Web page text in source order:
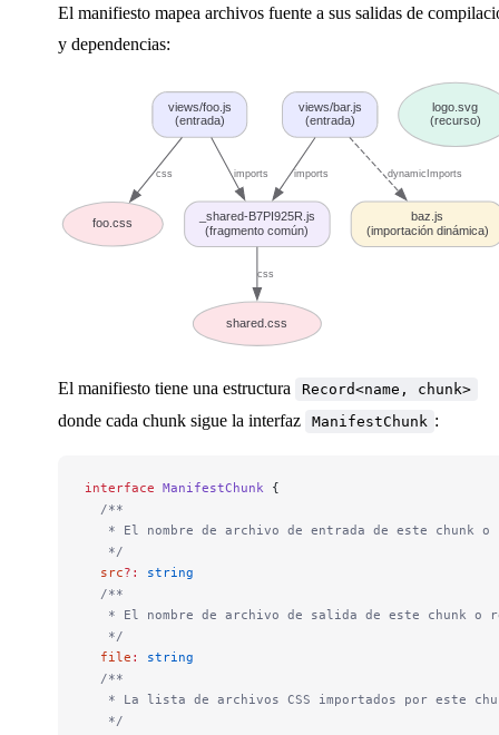
    "src"
: "views/bar.js",
    "imports"
  "views/foo.js"
: {
    "file"
: "assets/foo-BRBmoGS9.js",
    "name"
:
,
    "src"
: "views/foo.js"
,
    "isEntry"
: true,
    "imports"
: ["_shared-B7PI925R.js"
    "css"
"assets/foo-5UjPuW-k.css"
El manifiesto mapea archivos fuente a sus salidas de
y dependencias:
views/foo.js
(entrada)
_shared-B7PI925R.js
(fragmento común)
imports
foo.css
css
views/bar.js
(entrada)
imports
baz.js
(importación dinámica)
dynamicImports
shared.css
css
logo.svg
(recurso)
El manifiesto tiene una estructura Record<name, chunk>
donde cada chunk sigue la interfaz ManifestChunk :
interface ManifestChunk {
  /**
* El nombre de archivo de entrada de este chunk o
   */
  src
?:
string
  /**
* El nombre de archivo de salida de este chunk o
   */
  file
:
string
  /**
* La lista de archivos CSS importados por este
   */